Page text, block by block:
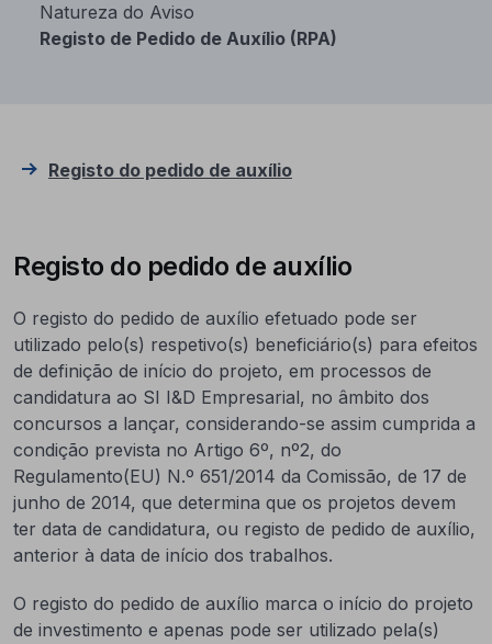
Natureza do Aviso
Registo de Pedido de Auxílio (RPA)
Registo do pedido de auxílio
Registo do pedido de auxílio
O registo do pedido de auxílio efetuado pode ser
utilizado pelo(s) respetivo(s) beneficiário(s) para efeitos
de definição de início do projeto, em processos de
candidatura ao SI I&D Empresarial, no âmbito dos
concursos a lançar, considerando-se assim cumprida a
condição prevista no Artigo 6º, nº2, do
Regulamento(EU) N.º 651/2014 da Comissão, de 17 de
junho de 2014, que determina que os projetos devem
ter data de candidatura, ou registo de pedido de auxílio,
anterior à data de início dos trabalhos.
O registo do pedido de auxílio marca o início do projeto
de investimento e apenas pode ser utilizado pela(s)